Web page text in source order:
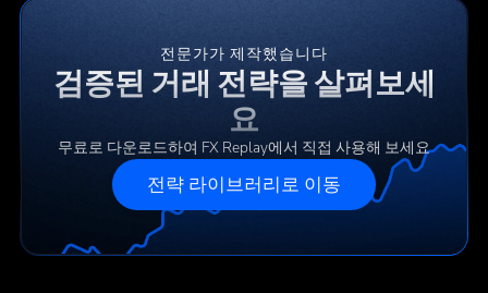
전문가가 제작했습니다
검증된 거래 전략을 살펴보세
요
무료로 다운로드하여 FX Replay에서 직접 사용해 보세요
전략 라이브러리로 이동